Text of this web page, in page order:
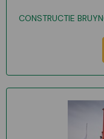
CONSTRUCTIE